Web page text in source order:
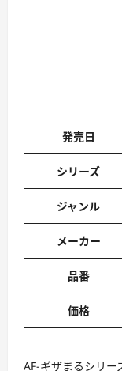
発売日
シリーズ
ジャンル
メーカー
品番
価格
AF-ギザまるシリ